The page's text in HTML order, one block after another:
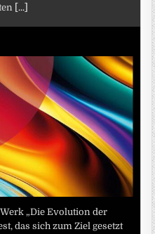
[...]
„Die Evolution der
das sich zum Ziel gesetzt